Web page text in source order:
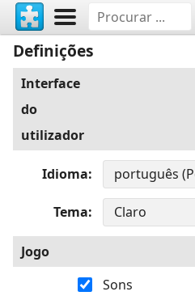
Definições
Interface
do
utilizador
Idioma
Tema
Jogo
Sons